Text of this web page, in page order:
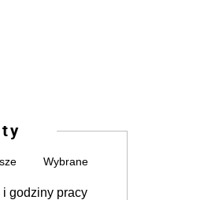
Wybrane
godziny pracy